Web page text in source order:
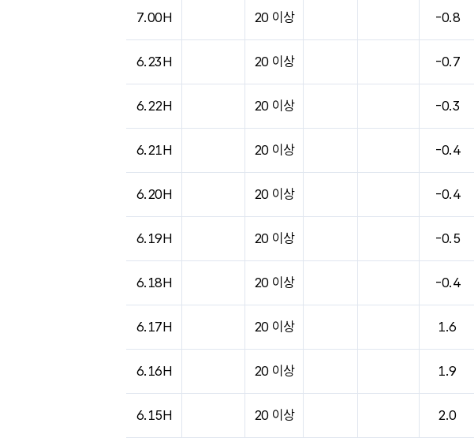
7.00H 20 이상 -0.8
6.23H 20 이상 -0.7
6.22H 20 이상 -0.3
6.21H 20 이상 -0.4
6.20H 20 이상 -0.4
6.19H 20 이상 -0.5
6.18H 20 이상 -0.4
6.17H 20 이상 1.6
6.16H 20 이상 1.9
6.15H 20 이상 2.0